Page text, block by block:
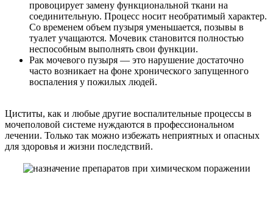
провоцирует замену функциональной ткани на
соединительную. Процесс носит необратимый характер.
Со временем объем пузыря уменьшается, позывы в
туалет учащаются. Мочевик становится полностью
неспособным выполнять свои функции.
Рак мочевого пузыря — это нарушение достаточно
часто возникает на фоне хронического запущенного
воспаления у пожилых людей.
Циститы, как и любые другие воспалительные процессы в
мочеполовой системе нуждаются в профессиональном
лечении. Только так можно избежать неприятных и опасных
для здоровья и жизни последствий.